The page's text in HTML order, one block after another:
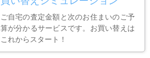
ご自宅の査定金額と次のお住まいのご予
算が分かるサービスです。お買い替えは
これからスタート！